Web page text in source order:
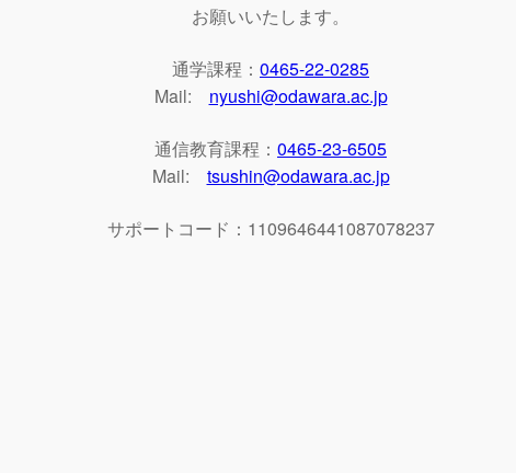
お願いいたします。
通学課程： 0465-22-0285
Mail: nyushi@odawara.ac.jp
通信教育課程： 0465-23-6505
Mail: tsushin@odawara.ac.jp
サポートコード：1109646441087078237